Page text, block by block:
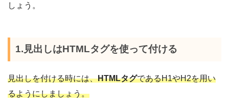
しょう。
1.見出しはHTMLタグを使って付ける
見出しを付ける時には、HTMLタグであるH1やH2を用い
るようにしましょう。